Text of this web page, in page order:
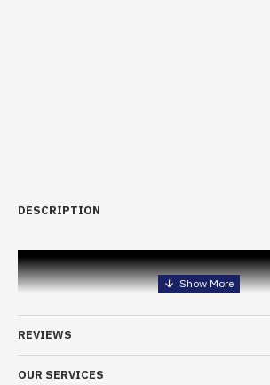
DESCRIPTION
REVIEWS
OUR SERVICES